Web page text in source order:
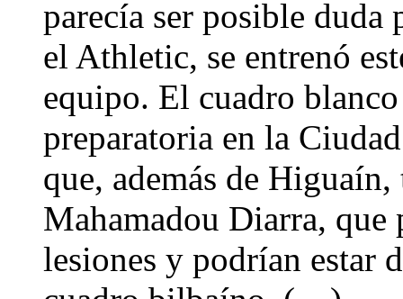
parecía ser posible
el Athletic, se entrenó
equipo. El cuadro
preparatoria en la
que, además de
Mahamadou Diarra, que
lesiones y podrían estar